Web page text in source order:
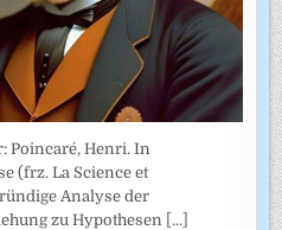
Poincaré, Henri. In
(frz. La Science et
Analyse der
zu Hypothesen [...]